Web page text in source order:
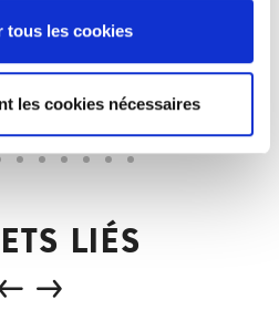
tous les cookies
les cookies nécessaires
LIÉS